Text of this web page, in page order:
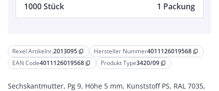
Rexel Artikelnr.2013095 content_copy Hersteller Nummer4011126019568 content_copy
EAN Code4011126019568 content_copy Produkt Type3420/09 content_copy
Sechskantmutter, Pg 9, Höhe 5 mm, Kunststoff PS, RAL 7035,
1000 Stück 1 Packung